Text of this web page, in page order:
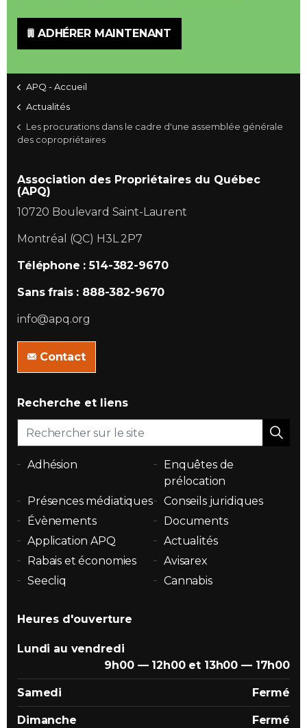
ADHÉRER MAINTENANT
APQ - Accueil
Actualités
Les procurations dans le cadre d'une assemblée générale
des copropriétaires
Association des Propriétaires du Québec
(APQ)
10720 Boulevard Saint-Laurent
Montréal (QC) H3L 2P7
Téléphone : 514-382-9670
Sans frais : 888-382-9670
info@apq.org
Contact
Recherche et liens
Adhésion
Enquêtes de
prélocation
Présences médiatiques
Conseils juridiques
Évènements
Documents
Application APQ
Actualités
Rabais et économies
Avisarex
Seecliq
Cannabis
Heures d'ouverture
Lundi au vendredi
9h00 — 12h00 et 13h00 — 17h00
Samedi Fermé
Dimanche Fermé